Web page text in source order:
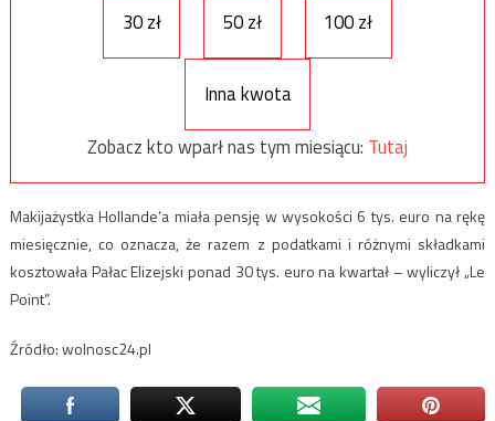
30 zł 50 zł 100 zł
Inna kwota
Zobacz kto wparł nas tym miesiącu: Tutaj
Makijażystka Hollande’a miała pensję w wysokości 6 tys. euro na rękę
miesięcznie, co oznacza, że razem z podatkami i różnymi składkami
kosztowała Pałac Elizejski ponad 30 tys. euro na kwartał – wyliczył „Le
Point”.
Źródło: wolnosc24.pl